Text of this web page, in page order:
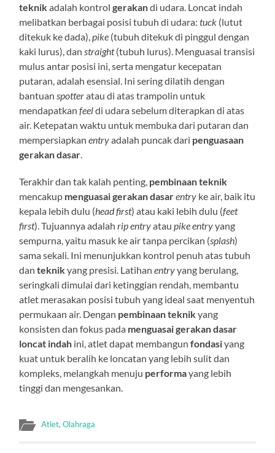
teknikadalah kontrolgerakandi udara. Loncat indah
melibatkan berbagai posisi tubuh di udara:tuck (lutut
ditekuk ke dada), pike (tubuh ditekuk di pinggul dengan
kaki lurus), dan straight(tubuh lurus). Menguasai transisi
mulus antar posisi ini, serta mengatur kecepatan
putaran, adalah esensial. Ini sering dilatih dengan
bantuan spotteratau di atas trampolin untuk
mendapatkanfeeldi udara sebelum diterapkan di atas
air. Ketepatan waktu untuk membuka dari putaran dan
mempersiapkanentryadalah puncak dari penguasaan
gerakan dasar
Terakhir dan tak kalah penting, pembinaan teknik
mencakup menguasai gerakan dasarentry ke air, baik itu
kepala lebih dulu (head first) atau kaki lebih dulu (feet
first). Tujuannya adalahrip entryatau pike entryyang
sempurna, yaitu masuk ke air tanpa percikan (splash)
sama sekali. Ini menunjukkan kontrol penuh atas tubuh
danteknikyang presisi. Latihanentryyang berulang,
seringkali dimulai dari ketinggian rendah, membantu
atlet merasakan posisi tubuh yang ideal saat menyentuh
permukaan air. Dengan pembinaan teknikyang
konsisten dan fokus pada menguasai gerakan dasar
loncat indah ini, atlet dapat membangunfondasiyang
kuat untuk beralih ke loncatan yang lebih sulit dan
kompleks, melangkah menuju performayang lebih
tinggi dan mengesankan.
Atlet,Olahraga